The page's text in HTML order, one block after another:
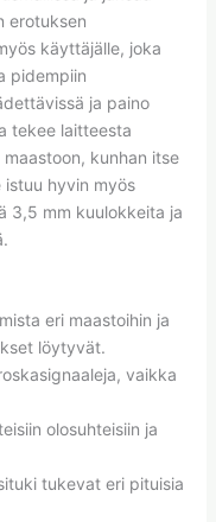
erotuksen
käyttäjälle, joka
pidempiin
ja paino
tekee laitteesta
kunhan itse
hyvin myös
3,5 mm kuulokkeita ja
eri maastoihin ja
löytyvät.
vaikka
olosuhteisiin ja
tukevat eri pituisia